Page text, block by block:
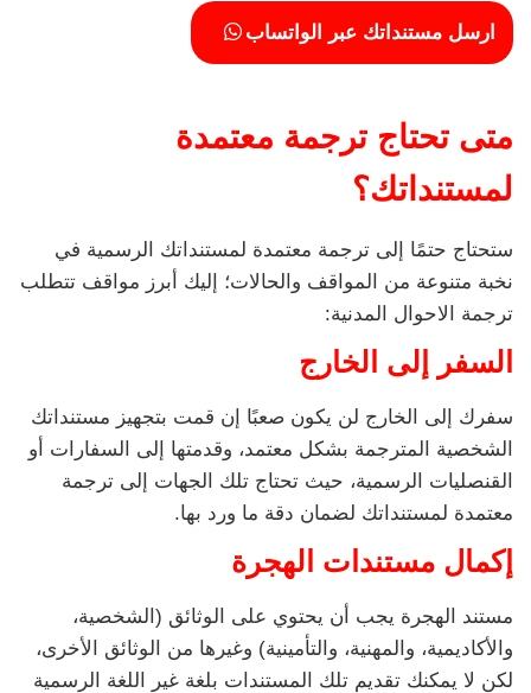
ارسل مستنداتك عبر الواتساب
متى تحتاج ترجمة معتمدة
لمستنداتك؟
ستحتاج حتمًا إلى ترجمة معتمدة لمستنداتك الرسمية في
نخبة متنوعة من المواقف والحالات؛ إليك أبرز مواقف تتطلب
ترجمة الاحوال المدنية:
السفر إلى الخارج
سفرك إلى الخارج لن يكون صعبًا إن قمت بتجهيز مستنداتك
الشخصية المترجمة بشكل معتمد، وقدمتها إلى السفارات أو
القنصليات الرسمية، حيث تحتاج تلك الجهات إلى ترجمة
معتمدة لمستنداتك لضمان دقة ما ورد بها.
إكمال مستندات الهجرة
مستند الهجرة يجب أن يحتوي على الوثائق (الشخصية،
والأكاديمية، والمهنية، والتأمينية) وغيرها من الوثائق الأخرى،
لكن لا يمكنك تقديم تلك المستندات بلغة غير اللغة الرسمية